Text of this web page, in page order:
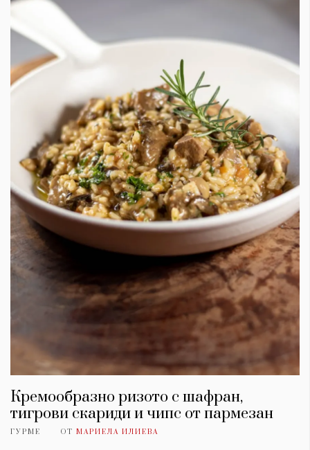
Кремообразно ризото с шафран,
тигрови скариди и чипс от пармезан
ГУРМЕ ОТ МАРИЕЛА ИЛИЕВА